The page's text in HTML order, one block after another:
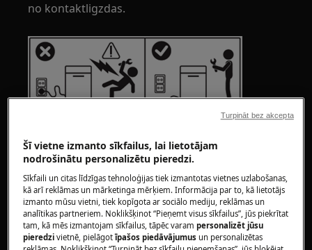
no kontaktligzdas.
UZMANĪBU!TRAUMU RISKS
Šī vietne izmanto sīkfailus, lai lietotājam
nodrošinātu personalizētu pieredzi.
Sīkfaili un citas līdzīgas tehnoloģijas tiek izmantotas vietnes uzlabošanas,
kā arī reklāmas un mārketinga mērķiem. Informācija par to, kā lietotājs
izmanto mūsu vietni, tiek kopīgota ar sociālo mediju, reklāmas un
analītikas partneriem. Noklikšķinot “Pieņemt visus sīkfailus”, jūs piekrītat
tam, kā mēs izmantojam sīkfailus, tāpēc varampersonalizēt jūsu
pieredzivietnē, pielāgotīpašos piedāvājumus un personalizētas
Turpināt bez akcepta